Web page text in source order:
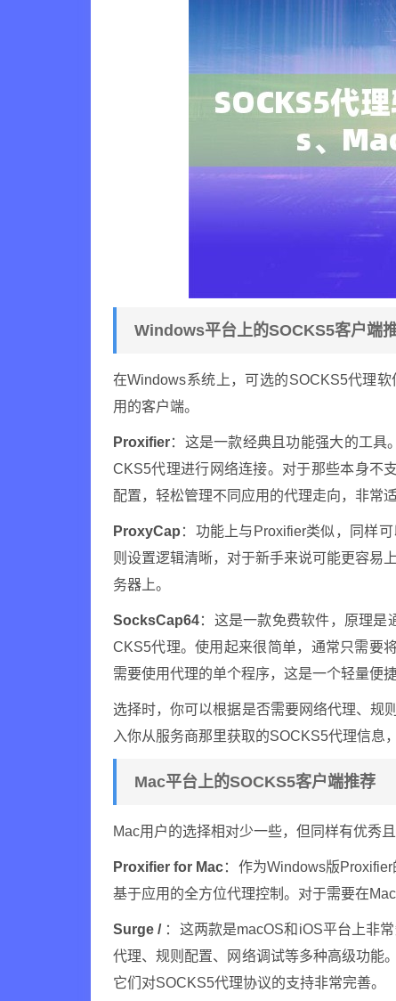
Windows平台上的SOCKS5客户端
在Windows系统上，可选的SOCKS5代理
用的客户端。
Proxifier：这是一款经典且功能强大的工
CKS5代理进行网络连接。对于那些本身不
配置，轻松管理不同应用的代理走向，非常
ProxyCap ：功能上与Proxifier类似，同样
则设置逻辑清晰，对于新手来说可能更容易
务器上。
SocksCap64：这是一款免费软件，原理
CKS5代理。使用起来很简单，通常只需要
需要使用代理的单个程序，这是一个轻量便捷
选择时，你可以根据是否需要网络代理、规
入你从服务商那里获取的SOCKS5代理信息
Mac平台上的SOCKS5客户端推荐
Mac用户的选择相对少一些，但同样有优秀且
Proxifier for Mac：作为Windows版
基于应用的全方位代理控制。对于需要在
Surge / ：这两款是macOS和iOS平台上非
代理、规则配置、网络调试等多种高级功能
它们对SOCKS5代理协议的支持非常完善。